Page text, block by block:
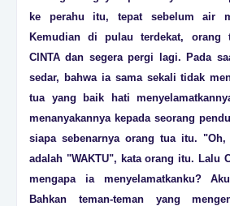
ke perahu itu, tepat sebelum air
Kemudian di pulau terdekat, orang
CINTA dan segera pergi lagi. Pada
sedar, bahwa ia sama sekali tidak
tua yang baik hati
menanyakannya kepada seorang
siapa sebenarnya orang tua itu.
adalah "WAKTU", kata orang itu. Lalu
mengapa ia menyelamatkanku?
Bahkan teman-teman yang